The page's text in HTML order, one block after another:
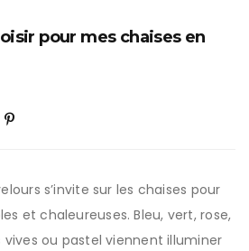
pour mes chaises en
s’invite sur les chaises pour
et chaleureuses. Bleu, vert, rose,
vives ou pastel viennent illuminer